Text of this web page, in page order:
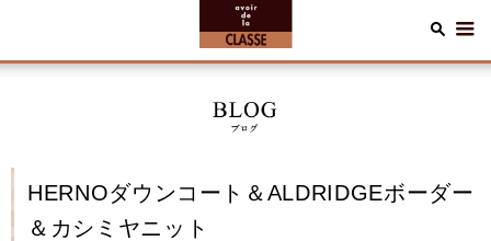
HERNOダウンコート＆ALDRIDGEボーダー
＆カシミヤニット